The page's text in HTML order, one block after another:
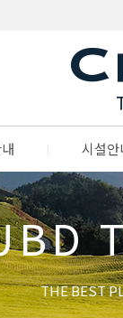
시설안
THE BEST